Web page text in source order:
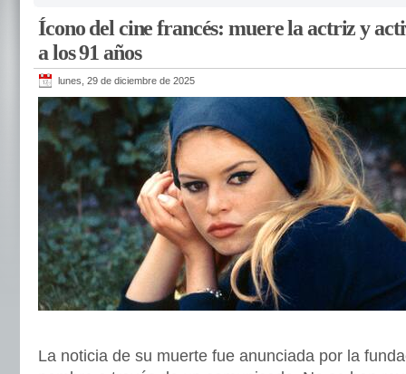
Ícono del cine francés: muere la actriz y
a los 91 años
lunes, 29 de diciembre de 2025
La noticia de su muerte fue anunciada por la